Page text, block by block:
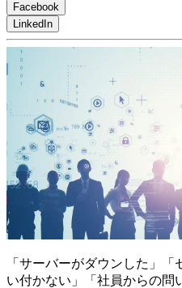
Facebook
LinkedIn
「サーバーがダウンした」
い付かない」「社員からの問